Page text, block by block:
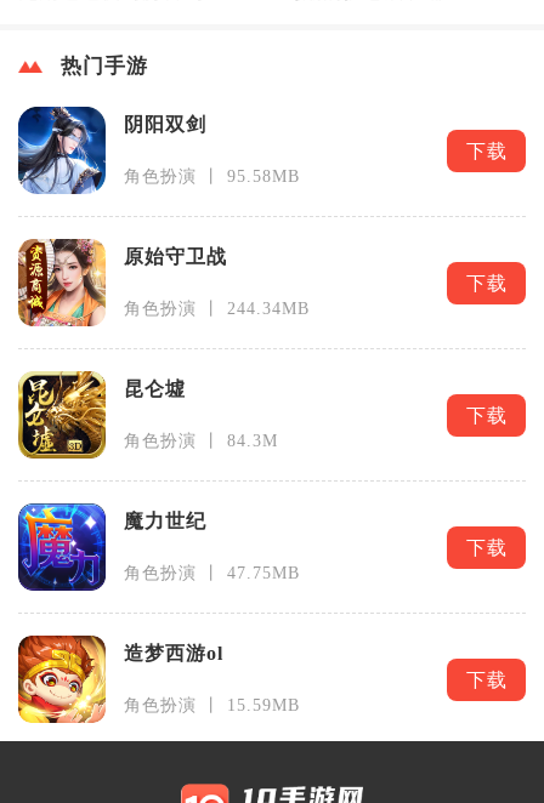
热门手游
阴阳双剑
角色扮演 丨 95.58MB
下载
原始守卫战
角色扮演 丨 244.34MB
下载
昆仑墟
角色扮演 丨 84.3M
下载
魔力世纪
角色扮演 丨 47.75MB
下载
造梦西游ol
角色扮演 丨 15.59MB
下载